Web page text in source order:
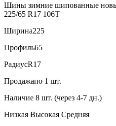
Шины зимние шипованные
225/65 R17 106T
Ширина225
Профиль65
РадиусR17
Продажапо 1 шт.
Наличие 8 шт. (через 4-7 дн.)
Низкая Высокая Средняя